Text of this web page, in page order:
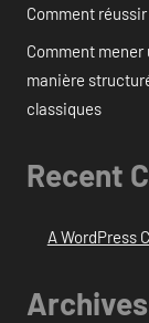
Comment
Comment
manière
classiques
Recent
A WordPress
Archives